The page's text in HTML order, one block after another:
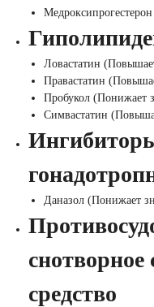
Ловастатин
Правастатин
Пробукол (Понижает
Симвастатин
Даназол (Понижает
снотворное
средство